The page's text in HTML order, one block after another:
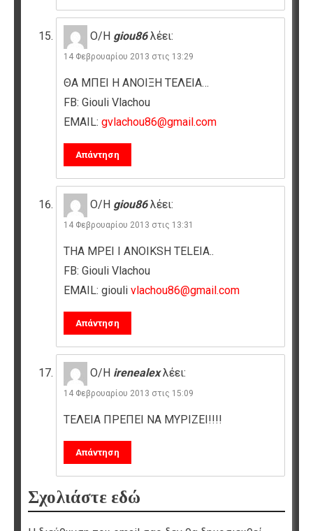
Ο/Η giou86 λέει:
14 Φεβρουαρίου 2013 στις 13:29
ΘΑ ΜΠΕΙ Η ΑΝΟΙΞΗ ΤΕΛΕΙΑ…
FB: Giouli Vlachou
EMAIL: gvlachou86@gmail.com
Απάντηση
Ο/Η giou86 λέει:
14 Φεβρουαρίου 2013 στις 13:31
THA MPEI I ANOIKSH TELEIA..
FB: Giouli Vlachou
EMAIL: giouli vlachou86@gmail.com
Απάντηση
Ο/Η irenealex λέει:
14 Φεβρουαρίου 2013 στις 15:09
ΤΕΛΕΙΑ ΠΡΕΠΕΙ ΝΑ ΜΥΡΙΖΕΙ!!!!
Απάντηση
Σχολιάστε εδώ